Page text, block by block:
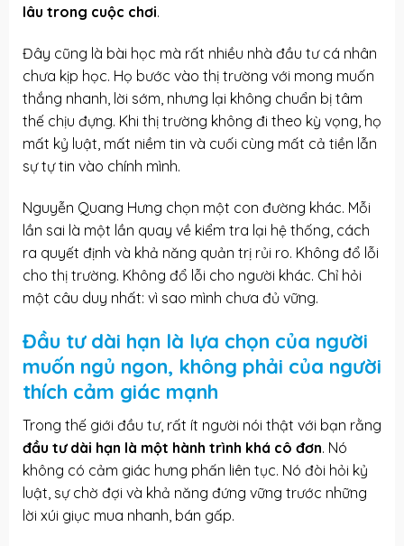
lâu trong cuộc chơi.
Đây cũng là bài học mà rất nhiều nhà đầu tư cá nhân
chưa kịp học. Họ bước vào thị trường với mong muốn
thắng nhanh, lời sớm, nhưng lại không chuẩn bị tâm
thế chịu đựng. Khi thị trường không đi theo kỳ vọng, họ
mất kỷ luật, mất niềm tin và cuối cùng mất cả tiền lẫn
sự tự tin vào chính mình.
Nguyễn Quang Hưng chọn một con đường khác. Mỗi
lần sai là một lần quay về kiểm tra lại hệ thống, cách
ra quyết định và khả năng quản trị rủi ro. Không đổ lỗi
cho thị trường. Không đổ lỗi cho người khác. Chỉ hỏi
một câu duy nhất: vì sao mình chưa đủ vững.
Đầu tư dài hạn là lựa chọn của người
muốn ngủ ngon, không phải của người
thích cảm giác mạnh
Trong thế giới đầu tư, rất ít người nói thật với bạn rằng
đầu tư dài hạn là một hành trình khá cô đơn. Nó
không có cảm giác hưng phấn liên tục. Nó đòi hỏi kỷ
luật, sự chờ đợi và khả năng đứng vững trước những
lời xúi giục mua nhanh, bán gấp.